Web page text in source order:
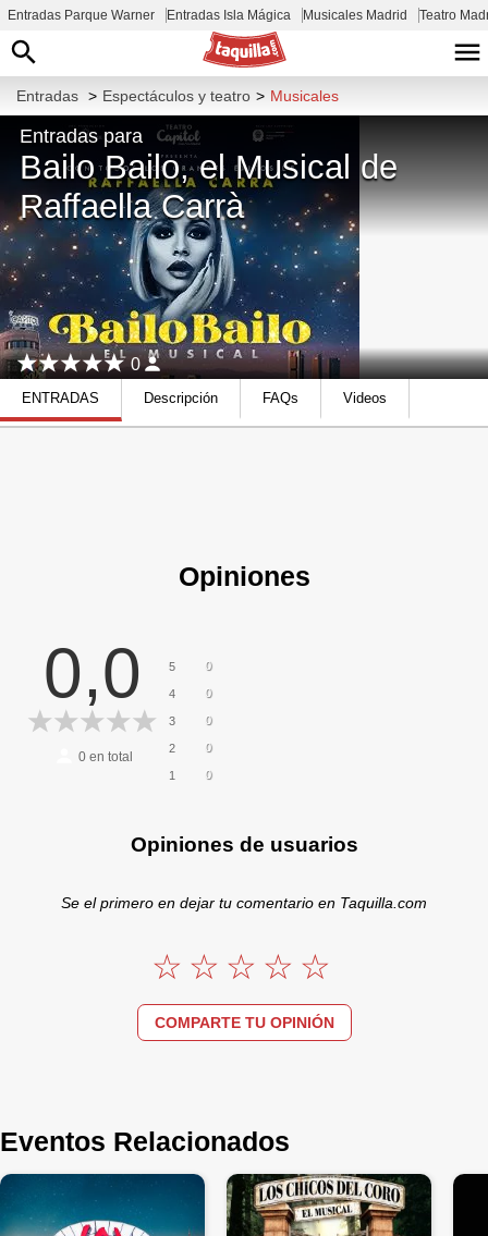
Entradas Parque Warner Entradas Isla Mágica Musicales Madrid Teatro
Entradas > Espectáculos y teatro > Musicales
Entradas para
Bailo Bailo, el Musical de
Raffaella Carrà
0
ENTRADAS Descripción FAQs Videos
Opiniones
0,0
0en total
5 0
4 0
3 0
2 0
1 0
Opiniones de usuarios
Se el primero en dejar tu comentario en Taquilla.com
COMPARTE TU OPINIÓN
Eventos Relacionados